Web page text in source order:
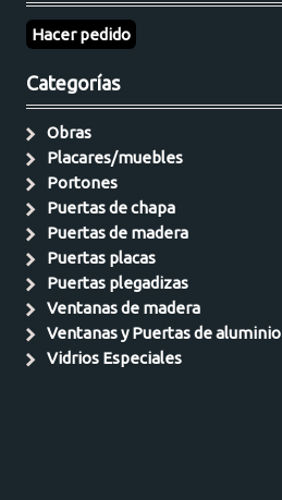
Hacer pedido
Categorías
Obras
Placares/muebles
Portones
Puertas de chapa
Puertas de madera
Puertas placas
Puertas plegadizas
Ventanas de madera
Ventanas y Puertas de aluminio
Vidrios Especiales